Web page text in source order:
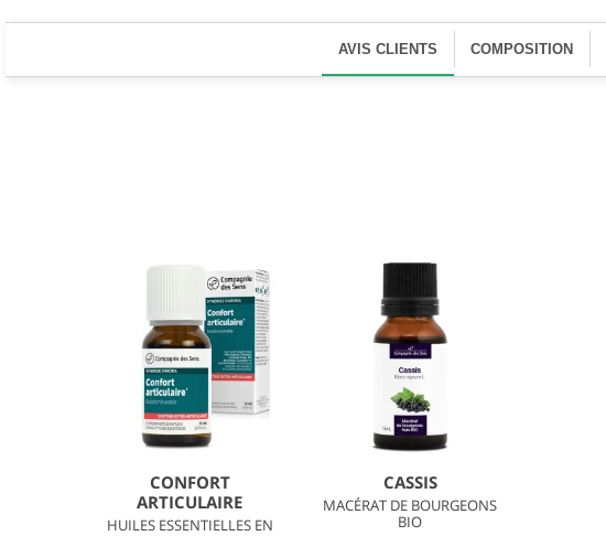
AVIS CLIENTS COMPOSITION
CONFORT
ARTICULAIRE
HUILES ESSENTIELLES EN
CASSIS
MACÉRAT DE BOURGEONS
BIO